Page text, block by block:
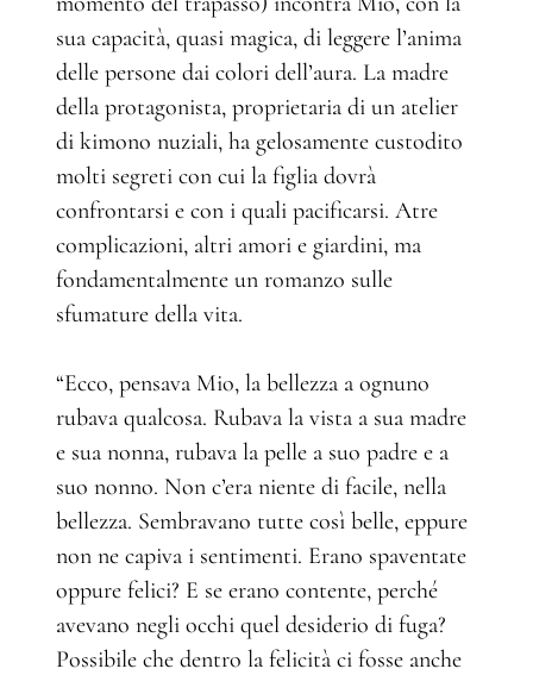
sua capacità, quasi magica, di leggere l’anima
delle persone dai colori dell’aura. La madre
della protagonista, proprietaria di un atelier
di kimono nuziali, ha gelosamente custodito
molti segreti con cui la figlia dovrà
confrontarsi e con i quali pacificarsi. Atre
complicazioni, altri amori e giardini, ma
fondamentalmente un romanzo sulle
sfumature della vita.
“Ecco, pensava Mio, la bellezza a ognuno
rubava qualcosa. Rubava la vista a sua madre
e sua nonna, rubava la pelle a suo padre e a
suo nonno. Non c’era niente di facile, nella
bellezza. Sembravano tutte così belle, eppure
non ne capiva i sentimenti. Erano spaventate
oppure felici? E se erano contente, perché
avevano negli occhi quel desiderio di fuga?
Possibile che dentro la felicità ci fosse anche